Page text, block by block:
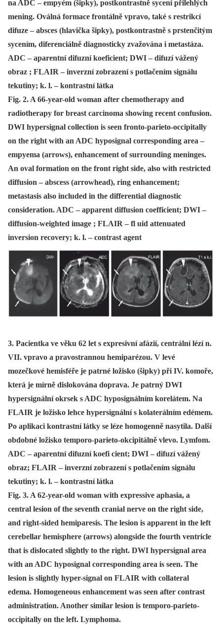
na ADC – empyém (šipky), postkontrastně sycení přilehlých
mening. Oválná formace frontálně vpravo, také s restrikcí
difuze – absces (hlavička šipky), postkontrastně s prstenčitým
sycením, diferenciálně diagnosticky zvažována i metastáza.
ADC – aparentní difuzní koeficient; DWI – difuzí vážený
obraz ; FLAIR – inverzní zobrazení s potlačením signálu
tekutiny; k. l. – kontrastní látka
Fig. 2. A 66-year-old woman after chemotherapy and
radiotherapy for breast carcinoma showing recent confusion.
DWI hypersignal collection is seen fronto-parieto-occipitally
on the right with an ADC hyposignal corresponding area –
empyema (arrows), enhancement of surrounding meninges.
An oval formation on the front right side, also with restricted
diffusion – abscess (arrowhead), ring enhancement;
metastasis also included in the differential diagnostic
consideration. ADC – apparent diffusion coefficient; DWI –
diffusion-weighted image ; FLAIR – fl uid attenuated
inversion recovery; k. l. – contrast agent
3. Pacientka ve věku 62 let s expresivní afázií, centrální lézí n.
VII. vpravo a pravostrannou hemiparézou. V levé
mozečkové hemisféře je patrné ložisko (šipky) při IV. komoře,
která je mírně dislokována doprava. Je patrný DWI
hypersignální okrsek s ADC hyposignálním korelátem. Na
FLAIR je ložisko lehce hypersignální s kolaterálním edémem.
Po aplikaci kontrastní látky se léze homogenně nasytila. Další
obdobné ložisko temporo-parieto-okcipitálně vlevo. Lymfom.
ADC – aparentní difuzní koefi cient; DWI – difuzí vážený
obraz; FLAIR – inverzní zobrazení s potlačením signálu
tekutiny; k. l. – kontrastní látka
Fig. 3. A 62-year-old woman with expressive aphasia, a
central lesion of the seventh cranial nerve on the right side,
and right-sided hemiparesis. The lesion is apparent in the left
cerebellar hemisphere (arrows) alongside the fourth ventricle
that is dislocated slightly to the right. DWI hypersignal area
with an ADC hyposignal corresponding area is seen. The
lesion is slightly hyper-signal on FLAIR with collateral
edema. Homogeneous enhancement was seen after contrast
administration. Another similar lesion is temporo-parieto-
occipitally on the left. Lymphoma.